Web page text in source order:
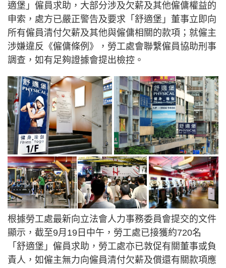
適堡」僱員求助，大部分涉及欠薪及其他僱傭權益的
申索，處方已嚴正警告及要求「舒適堡」董事立即向
所有僱員清付欠薪及其他與僱傭相關的款項；就僱主
涉嫌違反《僱傭條例》，勞工處會聯繫僱員協助刑事
調查，如有足夠證據會提出檢控。
根據勞工處最新向立法會人力事務委員會提交的文件
顯示，截至9月19日中午，勞工處已接獲約720名
「舒適堡」僱員求助，勞工處亦已敦促有關董事或負
責人，如僱主無力向僱員清付欠薪及償還有關款項應